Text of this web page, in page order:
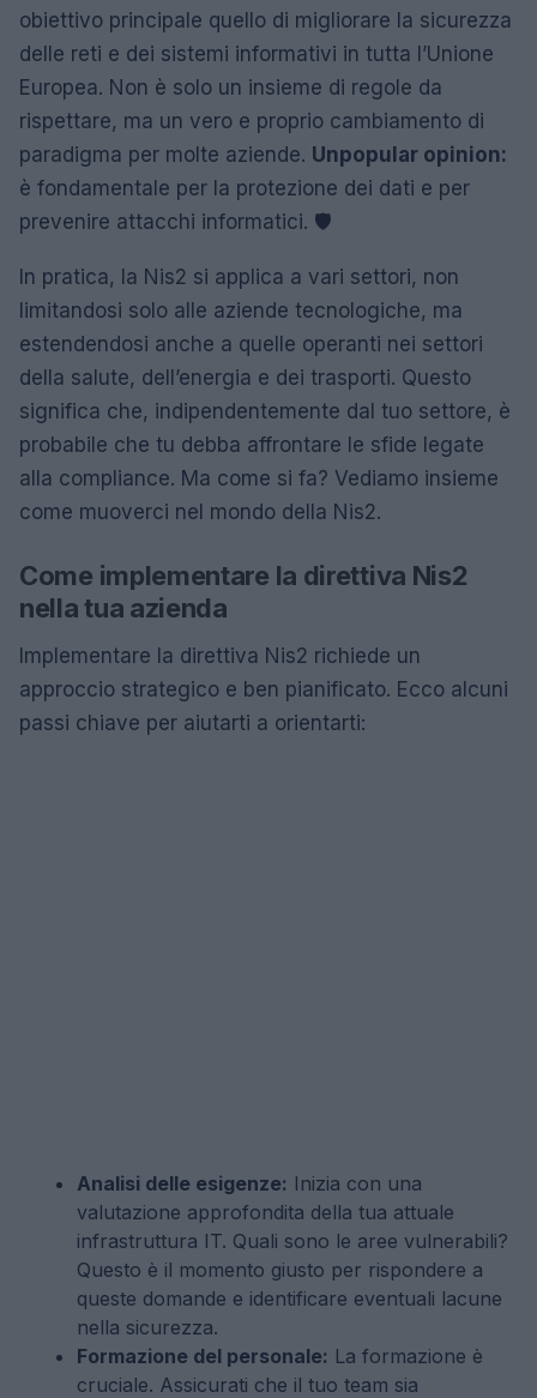
obiettivo principale quello di migliorare la sicurezza
delle reti e dei sistemi informativi in tutta l’Unione
Europea. Non è solo un insieme di regole da
rispettare, ma un vero e proprio cambiamento di
paradigma per molte aziende. Unpopular opinion:
è fondamentale per la protezione dei dati e per
prevenire attacchi informatici. 🛡️
In pratica, la Nis2 si applica a vari settori, non
limitandosi solo alle aziende tecnologiche, ma
estendendosi anche a quelle operanti nei settori
della salute, dell’energia e dei trasporti. Questo
significa che, indipendentemente dal tuo settore, è
probabile che tu debba affrontare le sfide legate
alla compliance. Ma come si fa? Vediamo insieme
come muoverci nel mondo della Nis2.
Come implementare la direttiva Nis2
nella tua azienda
Implementare la direttiva Nis2 richiede un
approccio strategico e ben pianificato. Ecco alcuni
passi chiave per aiutarti a orientarti:
Analisi delle esigenze: Inizia con una
valutazione approfondita della tua attuale
infrastruttura IT. Quali sono le aree vulnerabili?
Questo è il momento giusto per rispondere a
queste domande e identificare eventuali lacune
nella sicurezza.
Formazione del personale: La formazione è
cruciale. Assicurati che il tuo team sia